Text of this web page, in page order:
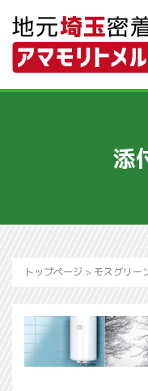
添
トップページ > モスグリー